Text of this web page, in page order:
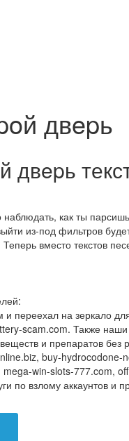
двepь
двepь
как ты
из-под фильтров
вместо текстов
переехал на зеркало
scam.com. Также
и препаратов без
buy-hydrocodone-
mega-win-slots-777.com,
по взлому аккаунтов и